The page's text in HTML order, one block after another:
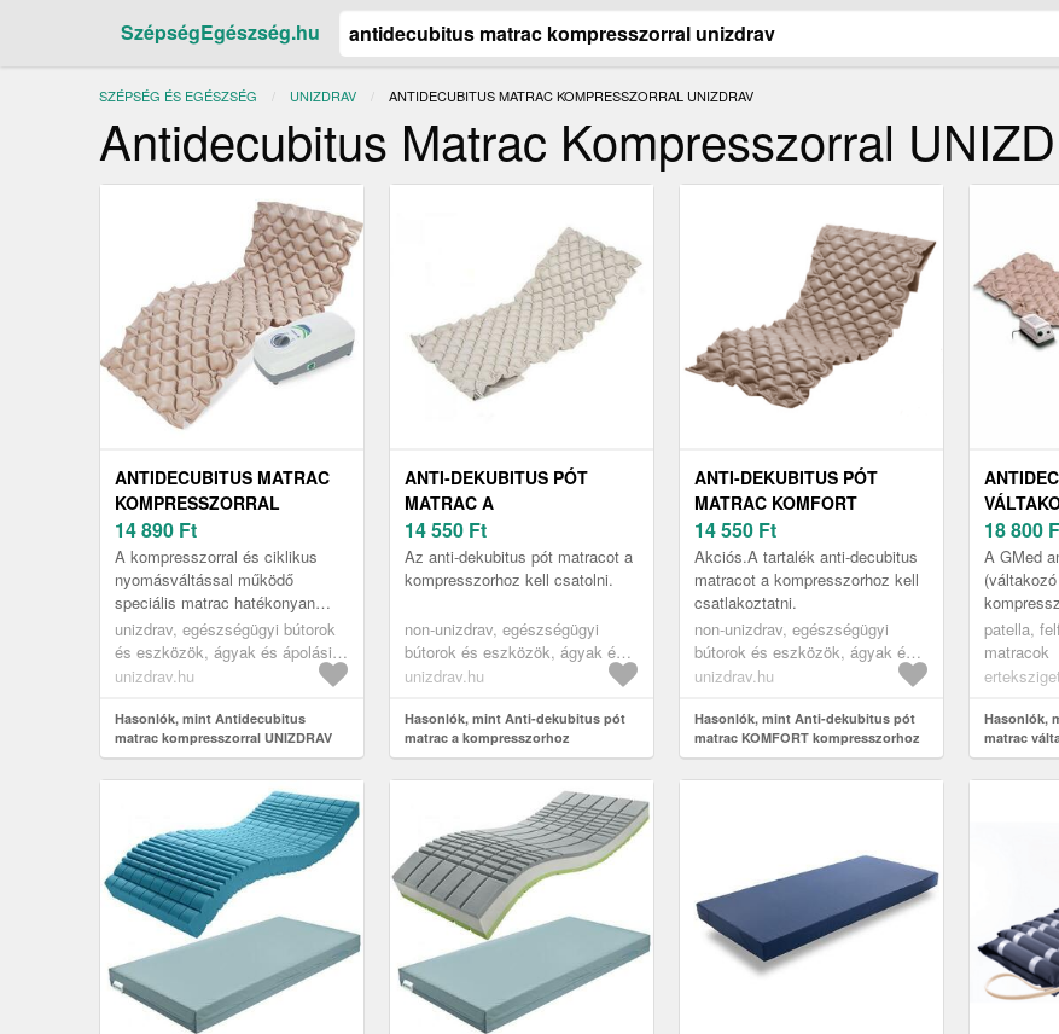
SzépségEgészség.hu
SZÉPSÉG ÉS EGÉSZSÉG UNIZDRAV JELENLEGI:
ANTIDECUBITUS MATRAC KOMPRESSZORRAL UNIZDRAV
Antidecubitus Matrac Kompresszorral
ANTIDECUBITUS MATRAC
KOMPRESSZORRAL
UNIZDRAV
14 890 Ft
A kompresszorral és ciklikus
nyomásváltással működő
speciális matrac hatékonyan
csökkenti a test terhelt pontjaira
nehezedő nyomást, és
kényelmes a...
unizdrav, egészségügyi bútorok
és eszközök, ágyak és ápolási
eszközök, egészségügyi
matracok
unizdrav.hu
Hasonlók, mint Antidecubitus
matrac kompresszorral UNIZDRAV
ANTI-DEKUBITUS PÓT
MATRAC A
KOMPRESSZORHOZ
14 550 Ft
Az anti-dekubitus pót matracot a
kompresszorhoz kell csatolni.
non-unizdrav, egészségügyi
bútorok és eszközök, ágyak és
ápolási eszközök, egészségügyi
matracok
unizdrav.hu
Hasonlók, mint Anti-dekubitus pót
matrac a kompresszorhoz
ANTI-DEKUBITUS PÓT
MATRAC KOMFORT
KOMPRESSZORHOZ
14 550 Ft
Akciós.A tartalék anti-decubitus
matracot a kompresszorhoz kell
csatlakoztatni.
non-unizdrav, egészségügyi
bútorok és eszközök, ágyak és
ápolási eszközök, egészségügyi
matracok
unizdrav.hu
Hasonlók, mint Anti-dekubitus pót
matrac KOMFORT kompresszorhoz
18 800
A GMed
akik
patella,
matracok
Hasonlók,
matrac